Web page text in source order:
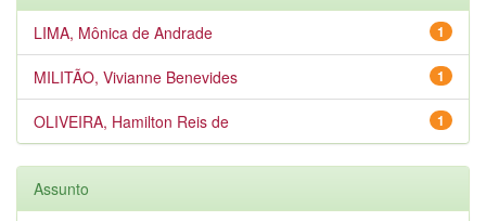
1
LIMA, Mônica de Andrade
1
MILITÃO, Vivianne Benevides
1
OLIVEIRA, Hamilton Reis de
Assunto